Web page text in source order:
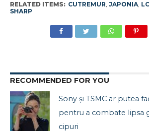
RELATED ITEMS: CUTREMUR, JAPONIA,
SHARP
RECOMMENDED FOR YOU
Sony și TSMC ar putea
pentru a combate lipsa
cipuri